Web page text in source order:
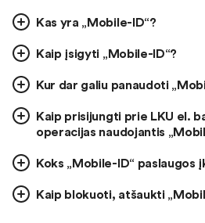
Kas yra „Mobile-ID“?
Kaip įsigyti „Mobile-ID“?
Kur dar galiu panaudoti
Kaip prisijungti prie LKU el.
operacijas naudojantis
Koks „Mobile-ID“ paslaugos
Kaip blokuoti, atšaukti